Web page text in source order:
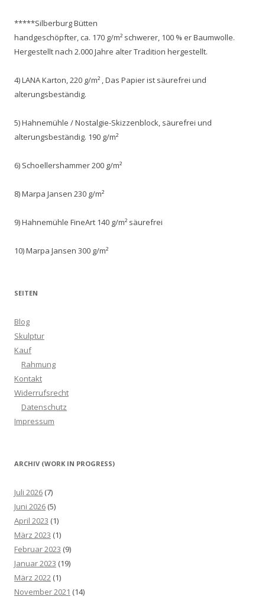
*****Silberburg Bütten
handgeschöpfter, ca. 170 g/m² schwerer, 100 % er Baumwolle.
Hergestellt nach 2.000 Jahre alter Tradition hergestellt.
4) LANA Karton, 220 g/m² , Das Papier ist säurefrei und
alterungsbeständig.
5) Hahnemühle / Nostalgie-Skizzenblock, säurefrei und
alterungsbeständig. 190 g/m²
6) Schoellershammer 200 g/m²
8) Marpa Jansen 230 g/m²
9) Hahnemühle FineArt 140 g/m² säurefrei
10) Marpa Jansen 300 g/m²
SEITEN
Blog
Skulptur
Kauf
Rahmung
Kontakt
Widerrufsrecht
Datenschutz
Impressum
ARCHIV (WORK IN PROGRESS)
Juli 2026 (7)
Juni 2026 (5)
April 2023 (1)
März 2023 (1)
Februar 2023 (9)
Januar 2023 (19)
März 2022 (1)
November 2021 (14)